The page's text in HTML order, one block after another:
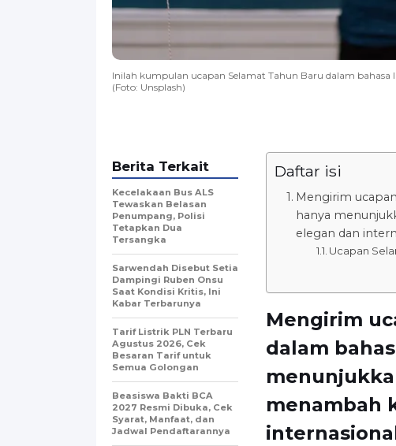
Inilah kumpulan ucapan Selamat Tahun Baru dalam
(Foto: Unsplash)
Daftar isi
Mengirim
hanya
elegan dan
Ucapan
Mengirim
dalam
menambah
Berita Terkait
Kecelakaan Bus ALS
Tewaskan Belasan
Penumpang, Polisi
Tetapkan Dua
Tersangka
Sarwendah Disebut Setia
Dampingi Ruben Onsu
Saat Kondisi Kritis, Ini
Kabar Terbarunya
Tarif Listrik PLN Terbaru
Agustus 2026, Cek
Besaran Tarif untuk
Semua Golongan
Beasiswa Bakti BCA
2027 Resmi Dibuka, Cek
Syarat, Manfaat, dan
Jadwal Pendaftarannya